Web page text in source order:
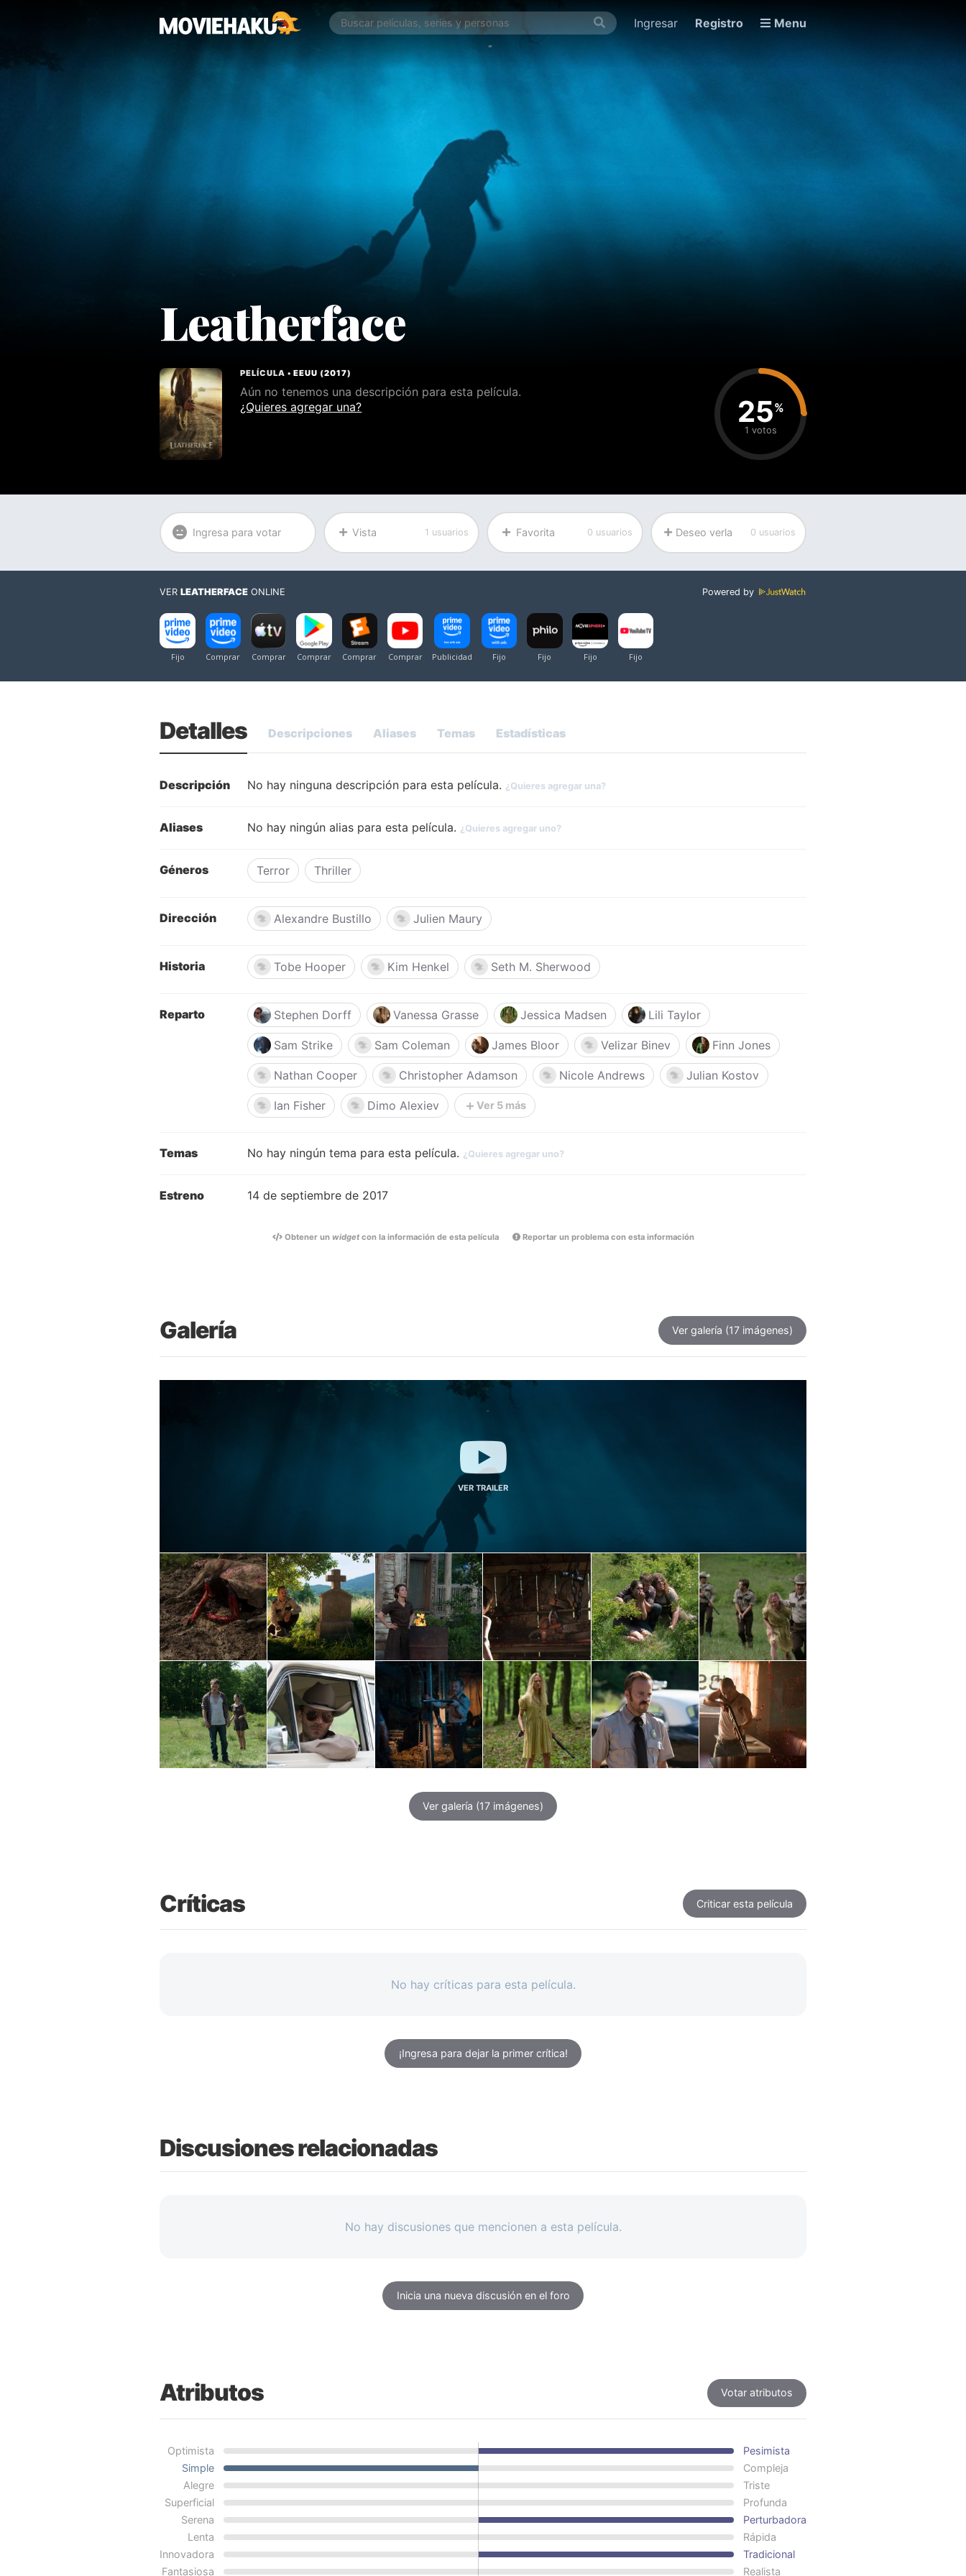
Ingresar Registro Menu
Leatherface
25%
1 votos
PELÍCULA •EEUU (2017)
Aún no tenemos una descripción para esta película.
¿Quieres agregar una?
Ingresa para votar Vista 1 usuarios Favorita 0 usuarios Deseo verla 0 usuarios
VER LEATHERFACE ONLINE Powered by
Detalles Descripciones Aliases Temas Estadísticas
Descripción No hay ninguna descripción para esta película. ¿Quieres agregar una?
Aliases No hay ningún alias para esta película. ¿Quieres agregar uno?
Géneros Terror Thriller
Dirección Alexandre Bustillo Julien Maury
Historia Tobe Hooper Kim Henkel Seth M. Sherwood
Reparto Stephen Dorff Vanessa Grasse Jessica Madsen Lili Taylor
Sam Strike Sam Coleman James Bloor Velizar Binev Finn Jones
Nathan Cooper Christopher Adamson Nicole Andrews Julian Kostov
Ian Fisher Dimo Alexiev Ver 5 más
Temas No hay ningún tema para esta película. ¿Quieres agregar uno?
Estreno 14 de septiembre de 2017
Obtener un widgetcon la información de esta película Reportar un problema con esta información
Galería Ver galería (17 imágenes)
VER TRAILER
Ver galería (17 imágenes)
Críticas Criticar esta película
No hay críticas para esta película.
¡Ingresa para dejar la primer crítica!
Discusiones relacionadas
No hay discusiones que mencionen a esta película.
Inicia una nueva discusión en el foro
Atributos Votar atributos
Optimista
Pesimista
Simple
Compleja
Alegre
Triste
Superficial
Profunda
Serena
Perturbadora
Lenta
Rápida
Innovadora
Tradicional
Fantasiosa
Realista